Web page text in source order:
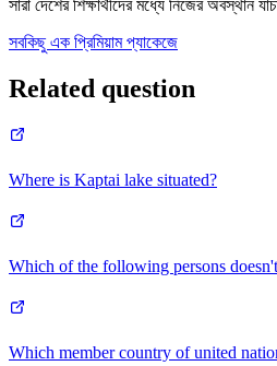
সারা দেশের শিক্ষার্থীদের মধ্যে নিজের অবস্থান
সবকিছু এক প্রিমিয়াম প্যাকেজে
Related question
Where is Kaptai lake situated?
Which of the following persons
Which member country of united